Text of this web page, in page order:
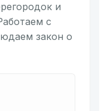
и
с
закон о